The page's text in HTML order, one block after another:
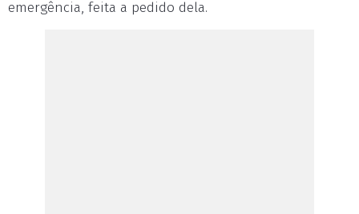
emergência, feita a pedido dela.